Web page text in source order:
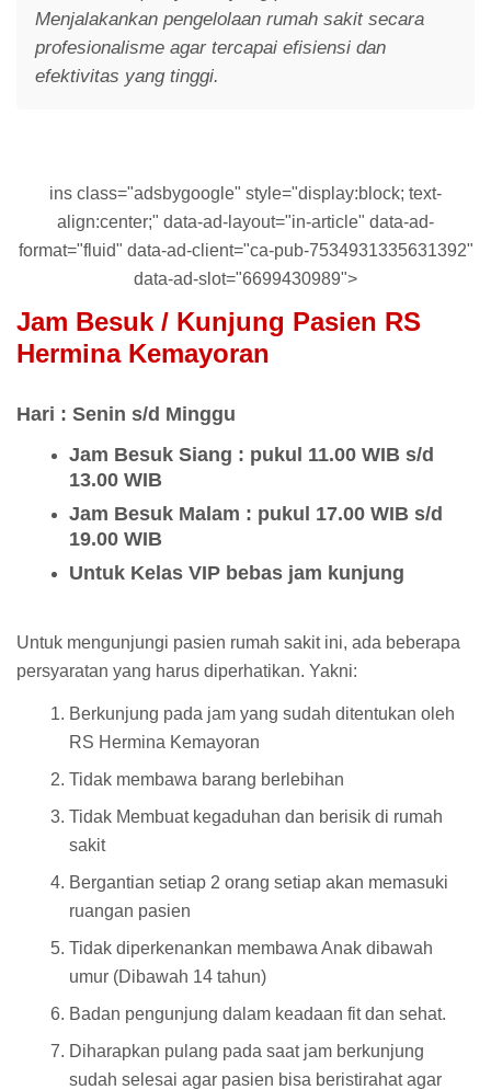
Menjalakankan pengelolaan rumah sakit secara
profesionalisme agar tercapai efisiensi dan
efektivitas yang tinggi.
ins class="adsbygoogle" style="display:block; text-
align:center;" data-ad-layout="in-article" data-ad-
format="fluid" data-ad-client="ca-pub-7534931335631392"
data-ad-slot="6699430989">
Jam Besuk / Kunjung Pasien RS
Hermina Kemayoran
Hari : Senin s/d Minggu
Jam Besuk Siang : pukul 11.00 WIB s/d
13.00 WIB
Jam Besuk Malam : pukul 17.00 WIB s/d
19.00 WIB
Untuk Kelas VIP bebas jam kunjung
Untuk mengunjungi pasien rumah sakit ini, ada beberapa
persyaratan yang harus diperhatikan. Yakni:
Berkunjung pada jam yang sudah ditentukan oleh
RS Hermina Kemayoran
Tidak membawa barang berlebihan
Tidak Membuat kegaduhan dan berisik di rumah
sakit
Bergantian setiap 2 orang setiap akan memasuki
ruangan pasien
Tidak diperkenankan membawa Anak dibawah
umur (Dibawah 14 tahun)
Badan pengunjung dalam keadaan fit dan sehat.
Diharapkan pulang pada saat jam berkunjung
sudah selesai agar pasien bisa beristirahat agar